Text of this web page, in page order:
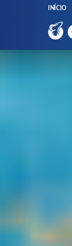
INÍCIO